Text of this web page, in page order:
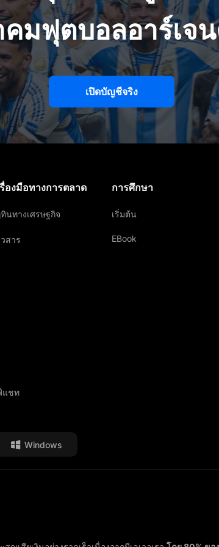
มฟุตบอลอาร์เจ
เปิดบัญชีจริง
องมือทางการตลาด
นทางเศรษฐกิจ
สาร
การศึกษา
เริ่มต้น
EBook
แชท
Windows